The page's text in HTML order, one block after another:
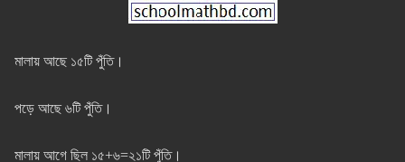
মালায় আছে ১৫টি পুঁতি।
পড়ে আছে ৬টি পুঁতি।
মালায় আগে ছিল ১৫+৬=২১টি পুঁতি।